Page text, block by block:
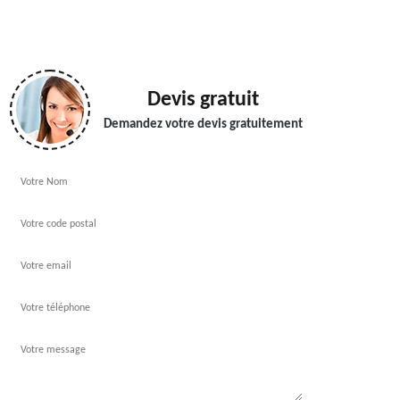
Devis gratuit
Demandez votre devis gratuitement